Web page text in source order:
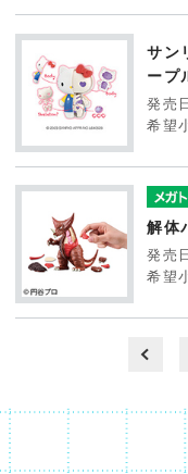
サン
ープ
発売
希望
解体
発売
希望